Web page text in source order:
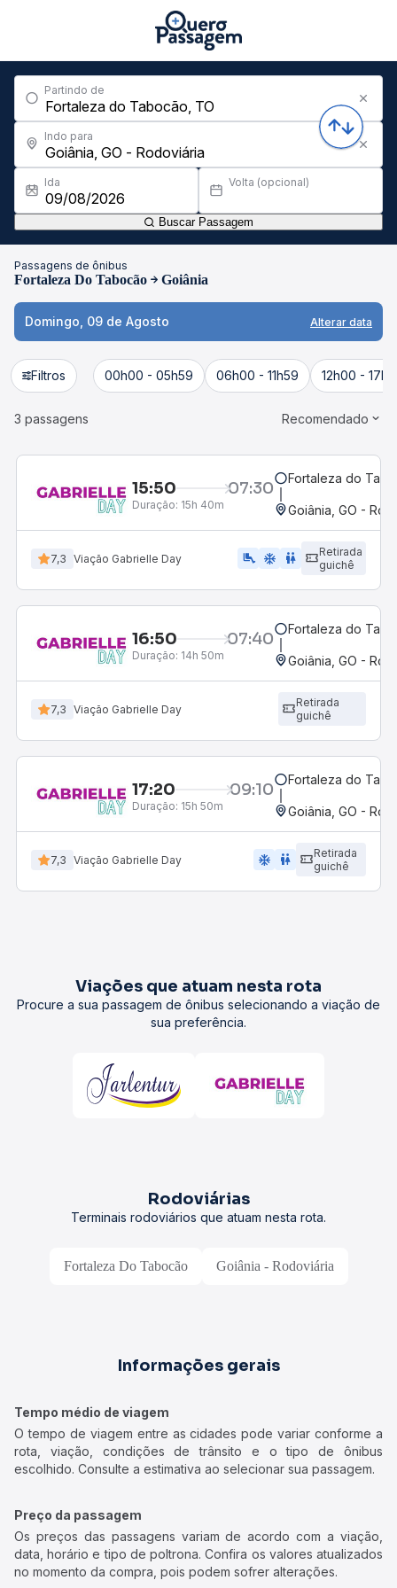
Partindo de
Indo para
Ida Volta (opcional)
Buscar Passagem
Passagens de ônibus
Fortaleza Do Tabocão Goiânia
Domingo, 09 de Agosto Alterar data
Filtros 00h00 - 05h59 06h00 - 11h59 12h00 -
3 passagens Recomendado
15:50 07:30
Duração: 15h 40m
Fortaleza do
Goiânia, GO -
7,3 Viação Gabrielle Day airline_seat_legroom_extra ac_unit wc
Retirada
guichê
16:50 07:40
Duração: 14h 50m
Fortaleza do
Goiânia, GO -
7,3 Viação Gabrielle Day
Retirada
guichê
17:20 09:10
Duração: 15h 50m
Fortaleza do
Goiânia, GO -
7,3 Viação Gabrielle Day ac_unit wc
Retirada
guichê
Viações que atuam nesta rota
Procure a sua passagem de ônibus selecionando a viação de
sua preferência.
Rodoviárias
Terminais rodoviários que atuam nesta rota.
Fortaleza Do Tabocão Goiânia - Rodoviária
Informações gerais
Tempo médio de viagem
O tempo de viagem entre as cidades pode variar conforme a
rota, viação, condições de trânsito e o tipo de ônibus
escolhido. Consulte a estimativa ao selecionar sua passagem.
Preço da passagem
Os preços das passagens variam de acordo com a viação,
data, horário e tipo de poltrona. Confira os valores atualizados
no momento da compra, pois podem sofrer alterações.